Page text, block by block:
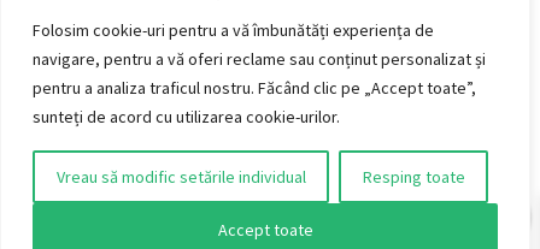
Folosim cookie-uri pentru a vă îmbunătăți experiența de
navigare, pentru a vă oferi reclame sau conținut personalizat și
pentru a analiza traficul nostru. Făcând clic pe „Accept toate”,
sunteți de acord cu utilizarea cookie-urilor.
Vreau să modific setările individual Resping toate
Accept toate
0